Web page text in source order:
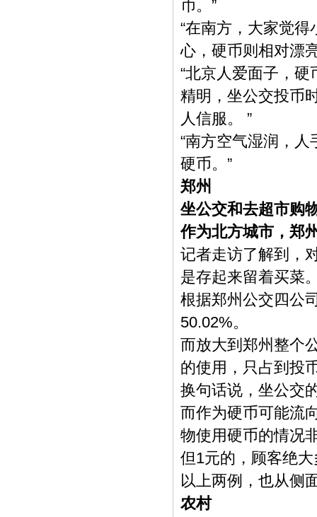
币。”
“在南方，大家觉
心，硬币则相对漂
“北京人爱面子，硬
精明，坐公交投币
人信服。 ”
“南方空气湿润，
硬币。”
郑州
坐公交和去超市购
作为北方城市，郑
记者走访了解到，
是存起来留着买菜
根据郑州公交四公
50.02%。
而放大到郑州整个
的使用，只占到投
换句话说，坐公交
而作为硬币可能流
物使用硬币的情况
但1元的，顾客绝
以上两例，也从侧
农村